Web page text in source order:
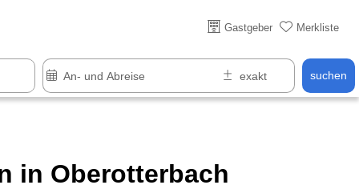
Gastgeber Merkliste
suchen
Über 25 Jahre online
in Oberotterbach